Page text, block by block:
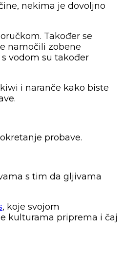
nekima je dovoljno
Također se
namočili zobene
vodom su također
i naranče kako biste
probave.
s tim da gljivama
, koje svojom
kulturama priprema i čaj